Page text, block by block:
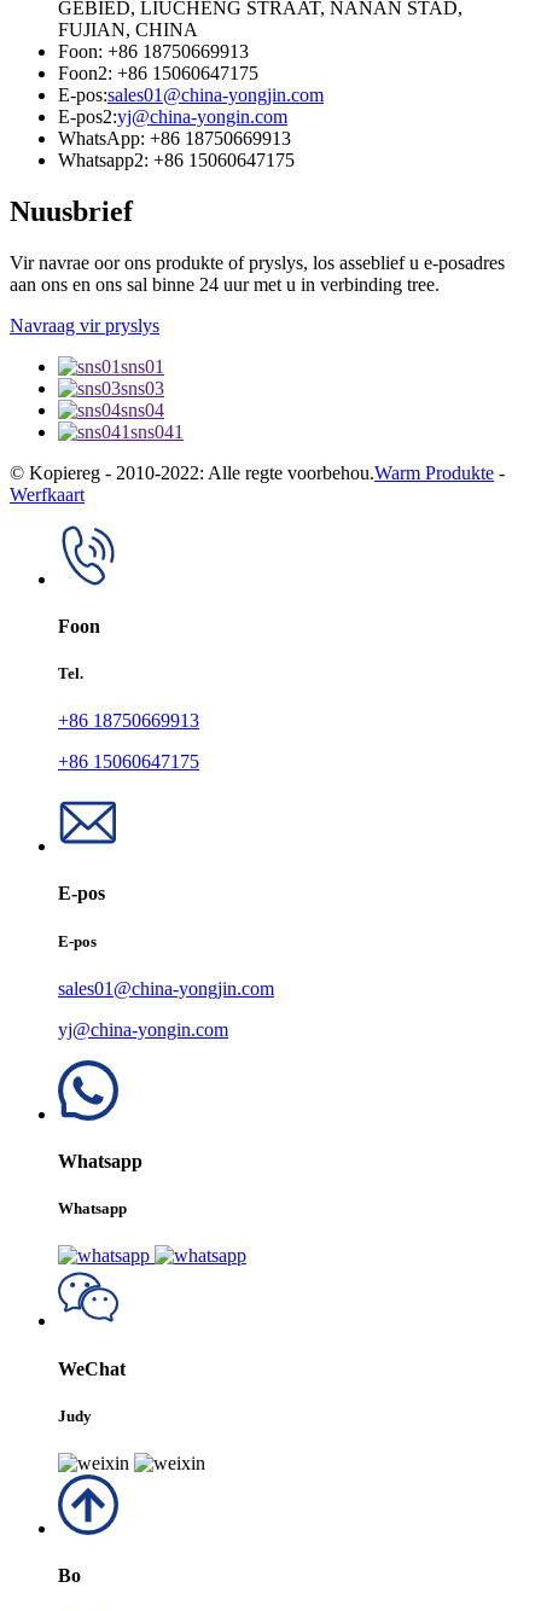
GEBIED, LIUCHENG STRAAT, NANAN STAD,
FUJIAN, CHINA
Foon: +86 18750669913
Foon2: +86 15060647175
E-pos:sales01@china-yongjin.com
E-pos2:yj@china-yongin.com
WhatsApp: +86 18750669913
Whatsapp2: +86 15060647175
Nuusbrief
Vir navrae oor ons produkte of pryslys, los asseblief u e-posadres
aan ons en ons sal binne 24 uur met u in verbinding tree.
Navraag vir pryslys
sns01
sns03
sns04
sns041
© Kopiereg - 2010-2022: Alle regte voorbehou.Warm Produkte -
Werfkaart
Foon
Tel.
+86 18750669913
+86 15060647175
E-pos
E-pos
sales01@china-yongjin.com
yj@china-yongin.com
Whatsapp
Whatsapp
WeChat
Judy
Bo